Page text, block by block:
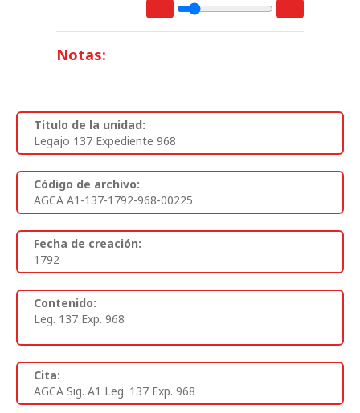
Notas:
Titulo de la unidad:
Legajo 137 Expediente 968
Código de archivo:
AGCA A1-137-1792-968-00225
Fecha de creación:
1792
Contenido:
Leg. 137 Exp. 968
Cita:
AGCA Sig. A1 Leg. 137 Exp. 968